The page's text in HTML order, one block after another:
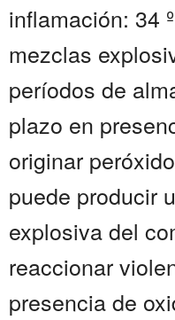
inflamación: 34
mezclas
períodos de
plazo en
originar
puede producir
explosiva del
reaccionar
presencia de